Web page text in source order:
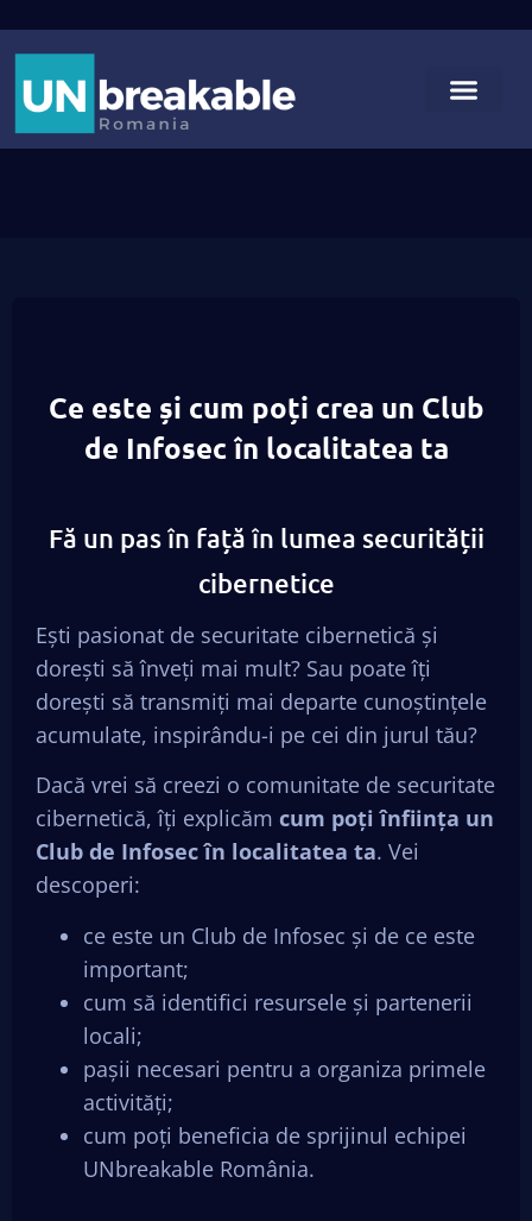
Ce este și cum poți crea un Club
de Infosec în localitatea ta
Fă un pas în față în lumea securității
cibernetice
Ești pasionat de securitate cibernetică și
dorești să înveți mai mult? Sau poate îți
dorești să transmiți mai departe cunoștințele
acumulate, inspirându-i pe cei din jurul tău?
Dacă vrei să creezi o comunitate de securitate
cibernetică, îți explicăm cum poți înființa un
Club de Infosec în localitatea ta. Vei
descoperi:
ce este un Club de Infosec și de ce este
important;
cum să identifici resursele și partenerii
locali;
pașii necesari pentru a organiza primele
activități;
cum poți beneficia de sprijinul echipei
UNbreakable România.